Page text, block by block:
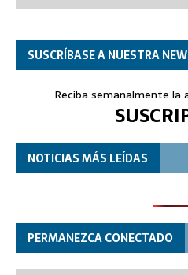
SUSCRÍBASE A NUESTRA
Reciba semanalmente la
NOTICIAS MÁS LEÍDAS
PERMANEZCA CONECTADO